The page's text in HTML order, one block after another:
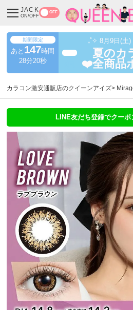
JACK
ON/OFF
OFF
期間限定
あと 147時間
28分19秒
₊˚✧ 8月9日(土
夏のカ
❤️全商品
カラコン激安通販店のクイーンアイズ
LINE友だち登録でクーポ